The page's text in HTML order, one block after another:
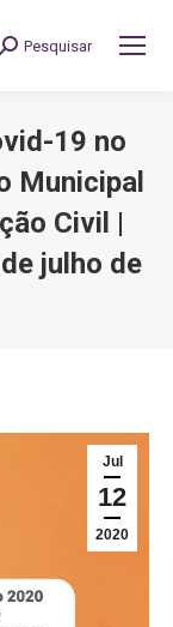
Search:
Pesquisar
19 no
Municipal
Civil |
julho de
Jul
12
2020